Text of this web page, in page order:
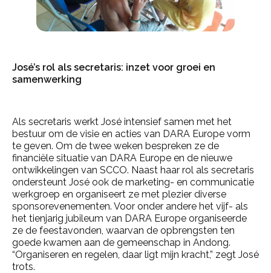
José’s rol als secretaris: inzet voor groei en
samenwerking
Als secretaris werkt José intensief samen met het
bestuur om de visie en acties van DARA Europe vorm
te geven. Om de twee weken bespreken ze de
financiële situatie van DARA Europe en de nieuwe
ontwikkelingen van SCCO. Naast haar rol als secretaris
ondersteunt José ook de marketing- en communicatie
werkgroep en organiseert ze met plezier diverse
sponsorevenementen. Voor onder andere het vijf- als
het tienjarig jubileum van DARA Europe organiseerde
ze de feestavonden, waarvan de opbrengsten ten
goede kwamen aan de gemeenschap in Andong.
“Organiseren en regelen, daar ligt mijn kracht,” zegt José
trots.